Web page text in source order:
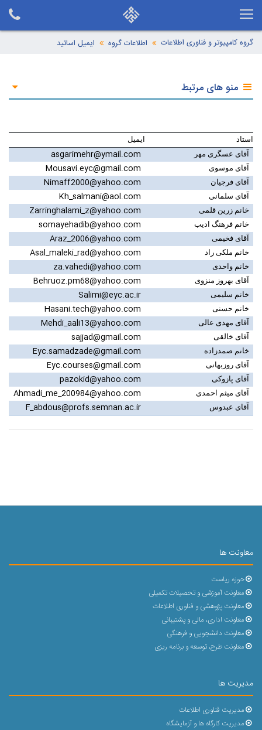
گروه کامپیوتر و فناوری اطلاعات اطلاعات گروه ایمیل اساتید
منو های مرتبط
استاد
ایمیل
آقای عسگری مهر
asgarimehr@ymail.com
آقای موسوی Mousavi.eyc@gmail.com
آقای فرجیان Nimaff2000@yahoo.com
آقای سلمانی Kh_salmani@aol.com
خانم زرین قلمی Zarringhalami_z@yahoo.com
خانم فرهنگ ادیب somayehadib@yahoo.com
آقای فخیمی Araz_2006@yahoo.com
خانم ملکی راد Asal_maleki_rad@yahoo.com
خانم واحدی za.vahedi@yahoo.com
آقای بهروز منزوی Behruoz.pm68@yahoo.com
خانم سلیمی Salimi@eyc.ac.ir
خانم حسنی Hasani.tech@yahoo.com
آقای مهدی عالی Mehdi_aali13@yahoo.com
آقای خالقی sajjad@gmail.com
خانم صمدزاده Eyc.samadzade@gmail.com
آقای روزبهانی Eyc.courses@gmail.com
آقای پازوکی pazokid@yahoo.com
آقای میثم احمدی Ahmadi_me_200984@yahoo.com
آقای عبدوس F_abdous@profs.semnan.ac.ir
معاونت ها
حوزه ریاست
معاونت آموزشی و تحصیلات تکمیلی
معاونت پژوهشی و فناوری اطلاعات
معاونت اداری، مالی و پشتیبانی
معاونت دانشجویی و فرهنگی
معاونت طرح، توسعه و برنامه ریزی
مدیریت ها
مدیریت فناوری اطلاعات
مدیریت کارگاه ها و آزمایشگاه